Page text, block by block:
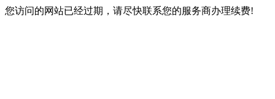
您访问的网站已经过期，请尽快联系您的服务商办理续费!